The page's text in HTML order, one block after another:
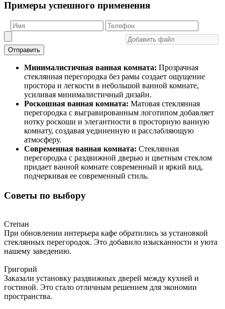
Примеры успешного применения
Отправить
Минималистичная ванная комната: Прозрачная
стеклянная перегородка без рамы создает ощущение
простора и легкости в небольшой ванной комнате,
усиливая минималистичный дизайн.
Роскошная ванная комната: Матовая стеклянная
перегородка с выгравированным логотипом добавляет
нотку роскоши и элегантности в просторную ванную
комнату, создавая уединенную и расслабляющую
атмосферу.
Современная ванная комната: Стеклянная
перегородка с раздвижной дверью и цветным стеклом
придает ванной комнате современный и яркий вид,
подчеркивая ее современный стиль.
Советы по выбору
Степан
При обновлении интерьера кафе обратились за установкой
стеклянных перегородок. Это добавило изысканности и уюта
нашему заведению.
Григорий
Заказали установку раздвижных дверей между кухней и
гостиной. Это стало отличным решением для экономии
пространства.